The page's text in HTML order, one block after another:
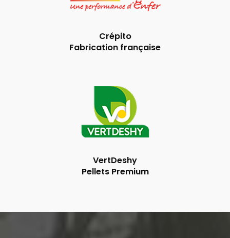
Crépito
Fabrication française
VertDeshy
Pellets Premium